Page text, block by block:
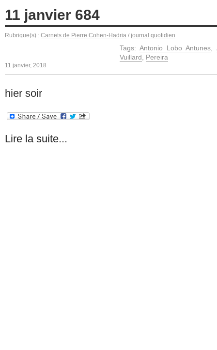
11 janvier 684
Rubrique(s) : Carnets de Pierre Cohen-Hadria / journal quotidien
Tags:Antonio Lobo Antunes
Vuillard
Pereira
11 janvier, 2018
hier soir
Lire la suite...